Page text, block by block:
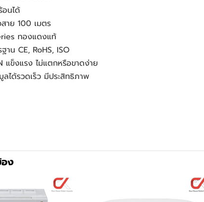
นได้
าย 100 เมตร
ทองแดงแท้
าน CE, RoHS, ISO
แข็งแรง ไม่แตกหรือขาดง่าย
ได้รวดเร็ว มีประสิทธิภาพ
ง